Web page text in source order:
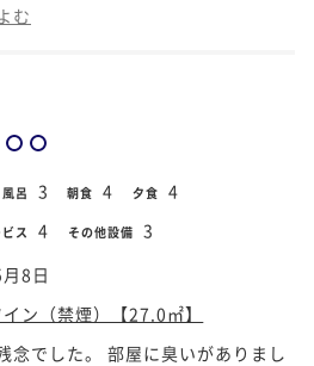
む
風呂 3 朝食 4 夕食 4
ス 4 その他設備 3
8日
ン（禁煙）【27.0㎡】
念でした。 部屋に臭いがありまし